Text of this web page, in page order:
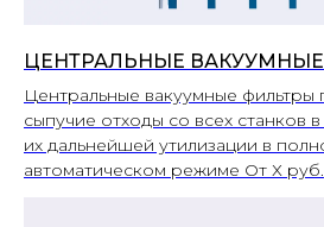
ЦЕНТРАЛЬНЫЕ
Центральные вакуумные фильтры
сыпучие отходы со всех станков
их дальнейшей утилизации в
автоматическом режиме От Х руб.